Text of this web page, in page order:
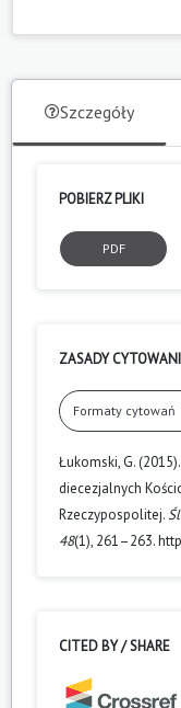
Szczegóły
POBIERZ PLIKI
PDF
ZASADY
Formaty cytowań
Łukomski, G.
diecezjalnych
Rzeczypospolitej.
48(1), 261–263.
CITED BY / SHARE